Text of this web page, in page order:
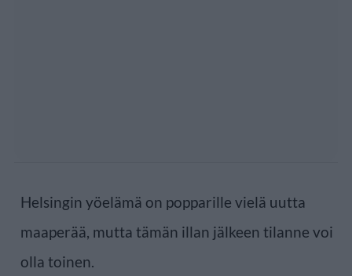
Helsingin yöelämä on popparille vielä uutta
maaperää, mutta tämän illan jälkeen tilanne voi
olla toinen.